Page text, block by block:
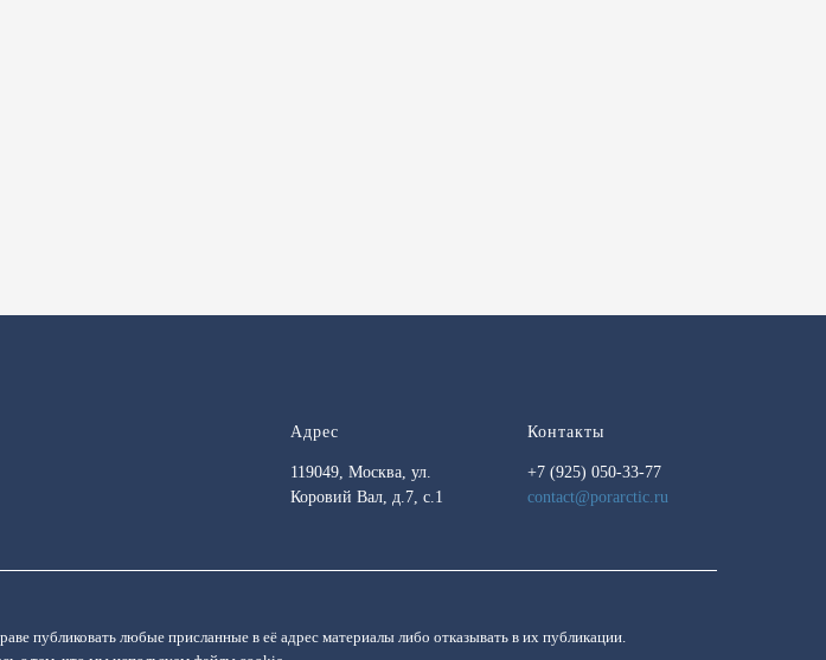
Адрес
119049, Москва, ул.
Коровий Вал, д.7, с.1
Контакты
+7 (925) 050-33-77
contact@porarctic.ru
публиковать любые присланные в её адрес материалы либо отказывать в их публикации.